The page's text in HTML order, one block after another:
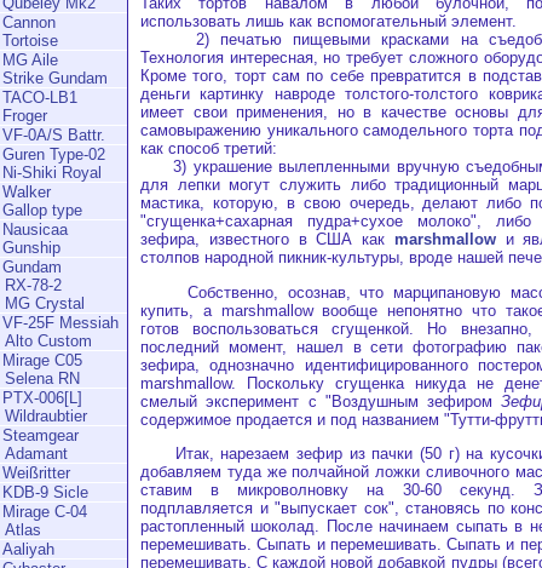
Cannon
Tortoise
MG Aile
Strike Gundam
TACO-LB1
Froger
VF-0A/S Battr.
Guren Type-02
Ni-Shiki Royal
Walker
Gallop type
Nausicaa
Gunship
Gundam
RX-78-2
MG Crystal
VF-25F Messiah
Alto Custom
Mirage C05
Selena RN
PTX-006[L]
Wildraubtier
Steamgear
Adamant
Weißritter
KDB-9 Sicle
Mirage C-04
Atlas
Aaliyah
использовать лишь как вспомогательный элемент.
2) печатью пищевыми красками на
Технология интересная, но требует сложного
Кроме того, торт сам по себе превратится в
деньги картинку навроде толстого-толстого
имеет свои применения, но в качестве основы
самовыражению уникального самодельного торта
как способ третий:
3) украшение вылепленными вручную
для лепки могут служить либо традиционный
мастика, которую, в свою очередь, делают либо
"сгущенка+сахарная пудра+сухое молоко",
зефира, известного в США как marshmallowи
столпов народной пикник-культуры, вроде нашей
Собственно, осознав, что марципановую
купить, а marshmallow вообще непонятно что
готов воспользоваться сгущенкой. Но
последний момент, нашел в сети фотографию
зефира, однозначно идентифицированного
marshmallow. Поскольку сгущенка никуда не
смелый эксперимент с "Воздушным зефиром
содержимое продается и под названием "Тутти-
Итак, нарезаем зефир из пачки (50 г) на
добавляем туда же полчайной ложки сливочного
ставим в микроволновку на 30-60 секунд.
подплавляется и "выпускает сок", становясь по
растопленный шоколад. После начинаем сыпать в
перемешивать. Сыпать и перемешивать. Сыпать и
перемешивать. С каждой новой добавкой пудры